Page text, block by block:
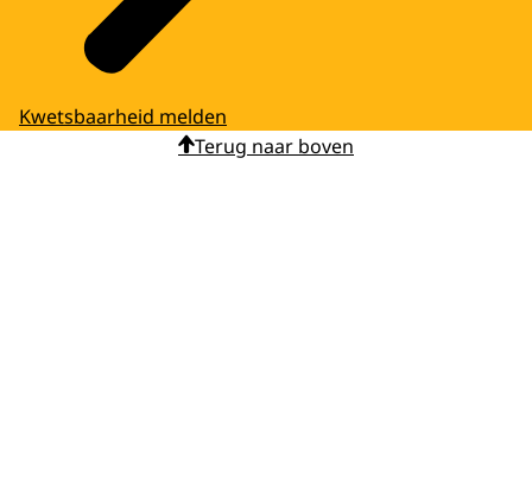
Kwetsbaarheid melden
Terug naar boven